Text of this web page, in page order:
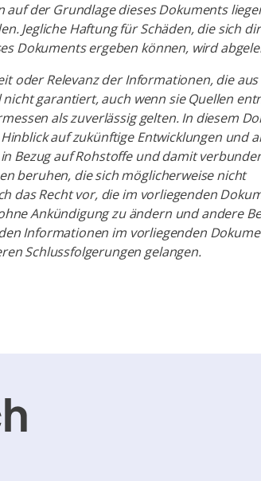
auf der Grundlage dieses Dokuments
Jegliche Haftung für Schäden, die sich
Dokuments ergeben können, wird
oder Relevanz der Informationen, die
garantiert, auch wenn sie Quellen
als zuverlässig gelten. In diesem
auf zukünftige Entwicklungen und
Bezug auf Rohstoffe und damit
beruhen, die sich möglicherweise nicht
das Recht vor, die im vorliegenden
Ankündigung zu ändern und andere
Informationen im vorliegenden
Schlussfolgerungen gelangen.